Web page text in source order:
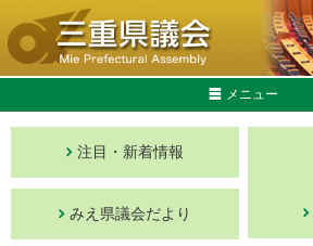
メニュー
注目・新着情報
みえ県議会だより